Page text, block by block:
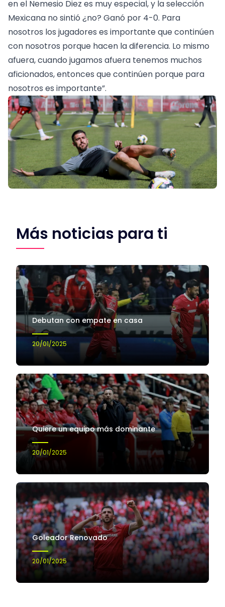
en el Nemesio Diez es muy especial, y la selección
Mexicana no sintió ¿no? Ganó por 4-0. Para
nosotros los jugadores es importante que continúen
con nosotros porque hacen la diferencia. Lo mismo
afuera, cuando jugamos afuera tenemos muchos
aficionados, entonces que continúen porque para
nosotros es importante”.
Más noticias para ti
Debutan con empate en casa
20/01/2025
Quiere un equipo más dominante
20/01/2025
Goleador Renovado
20/01/2025